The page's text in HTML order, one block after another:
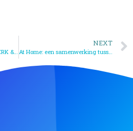
SAMENWERKING HALTEWERK & PANGEA EEN SUCCES | NHD | OKT 2022
NEXT
At Home: een samenwerking tussen onze ondernemers en studenten van InHolland Alkmaar